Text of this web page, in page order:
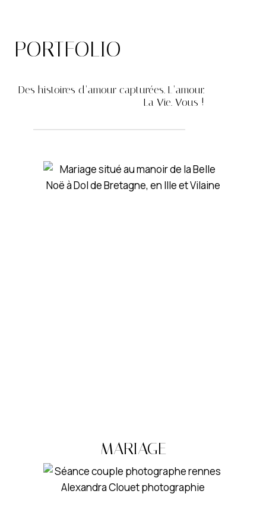
PORTFOLIO
Des histoires d’amour capturées. L’amour.
La Vie. Vous !
MARIAGE